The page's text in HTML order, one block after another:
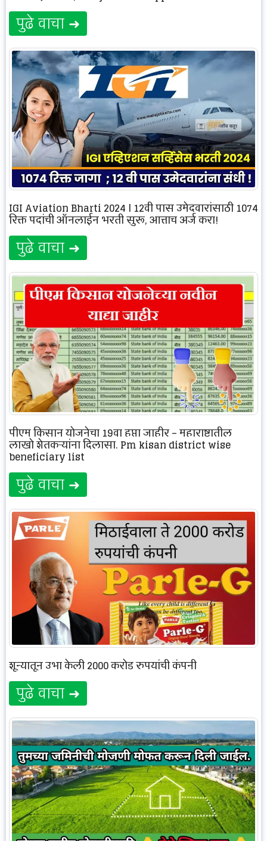
पुढे वाचा ➜
IGI Aviation Bharti 2024 | 12वी पास उमेदवारांसाठी 1074
रिक्त पदांची ऑनलाईन भरती सुरू, आत्ताच अर्ज करा!
पुढे वाचा ➜
पीएम किसान योजनेचा 19वा हप्ता जाहीर – महाराष्ट्रातील
लाखो शेतकऱ्यांना दिलासा. Pm kisan district wise
beneficiary list
पुढे वाचा ➜
शून्यातून उभा केली 2000 करोड रुपयांची कंपनी
पुढे वाचा ➜